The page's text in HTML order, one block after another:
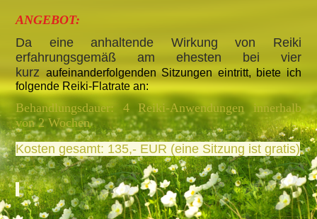
ANGEBOT:
Da eine anhaltende Wirkung von Reiki
erfahrungsgemäß am ehesten bei vier
kurz aufeinanderfolgenden Sitzungen eintritt, biete ich
folgende Reiki-Flatrate an:
Behandlungsdauer: 4 Reiki-Anwendungen innerhalb
von 2 Wochen
Kosten gesamt: 135,- EUR (eine Sitzung ist gratis)